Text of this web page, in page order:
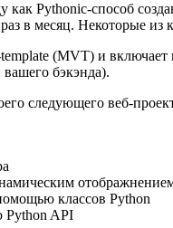
Pythonic-способ
в месяц. Некоторые
(MVT) и
бэкэнда).
следующего веб-
классов Python
Python API